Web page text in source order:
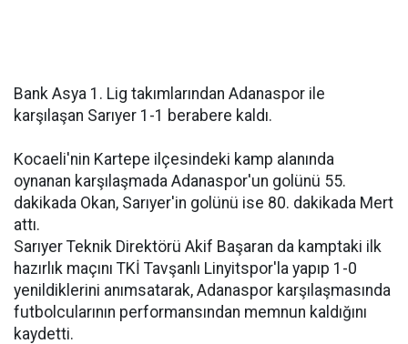
Bank Asya 1. Lig takımlarından Adanaspor ile
karşılaşan Sarıyer 1-1 berabere kaldı.
Kocaeli'nin Kartepe ilçesindeki kamp alanında
oynanan karşılaşmada Adanaspor'un golünü 55.
dakikada Okan, Sarıyer'in golünü ise 80. dakikada Mert
attı.
Sarıyer Teknik Direktörü Akif Başaran da kamptaki ilk
hazırlık maçını TKİ Tavşanlı Linyitspor'la yapıp 1-0
yenildiklerini anımsatarak, Adanaspor karşılaşmasında
futbolcularının performansından memnun kaldığını
kaydetti.